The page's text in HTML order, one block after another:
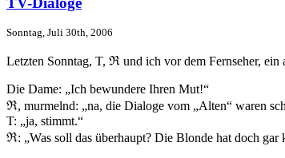
Sonntag, Juli 30th, 2006
Letzten Sonntag, T, ℜ und ich vor dem Fernseher,
Die Dame: „Ich bewundere Ihren Mut!“
ℜ, murmelnd: „na, die Dialoge vom „Alten“ waren
T: „ja, stimmt.“
ℜ: „Was soll das überhaupt? Die Blonde hat doch gar